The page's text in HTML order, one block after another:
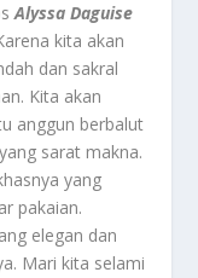
Alyssa Daguise
kita akan
dan sakral
Kita akan
anggun berbalut
sarat makna.
yang
pakaian.
elegan dan
Mari kita selami